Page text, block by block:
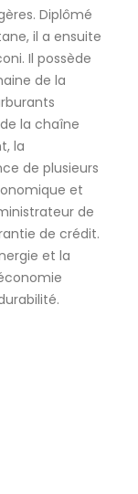
Diplômé
il a ensuite
Il possède
de la
la chaîne
la
de plusieurs
et
de
de crédit.
et la